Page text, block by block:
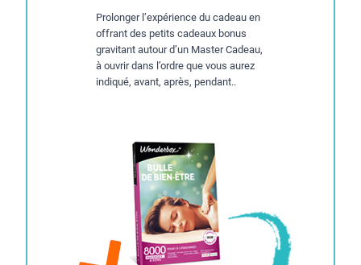
Prolonger l’expérience du cadeau en
offrant des petits cadeaux bonus
gravitant autour d’un Master Cadeau,
à ouvrir dans l’ordre que vous aurez
indiqué, avant, après, pendant..